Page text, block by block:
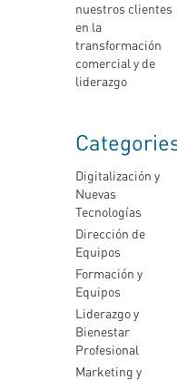
nuestros clientes
en la
transformación
comercial y de
liderazgo
Digitalización y
Nuevas
Tecnologías
Dirección de
Equipos
Formación y
Equipos
Liderazgo y
Bienestar
Profesional
Marketing y